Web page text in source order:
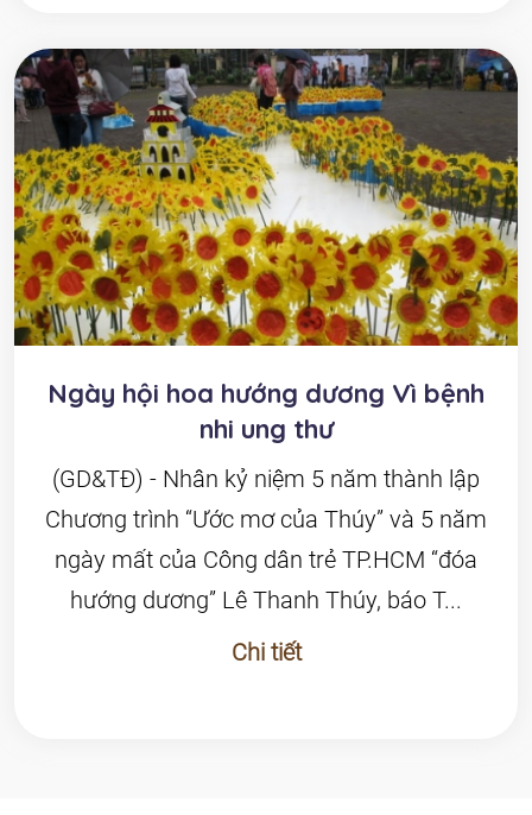
Ngày hội hoa hướng dương Vì bệnh
nhi ung thư
(GD&TĐ) - Nhân kỷ niệm 5 năm thành lập
Chương trình “Ước mơ của Thúy” và 5 năm
ngày mất của Công dân trẻ TP.HCM “đóa
hướng dương” Lê Thanh Thúy, báo T...
Chi tiết